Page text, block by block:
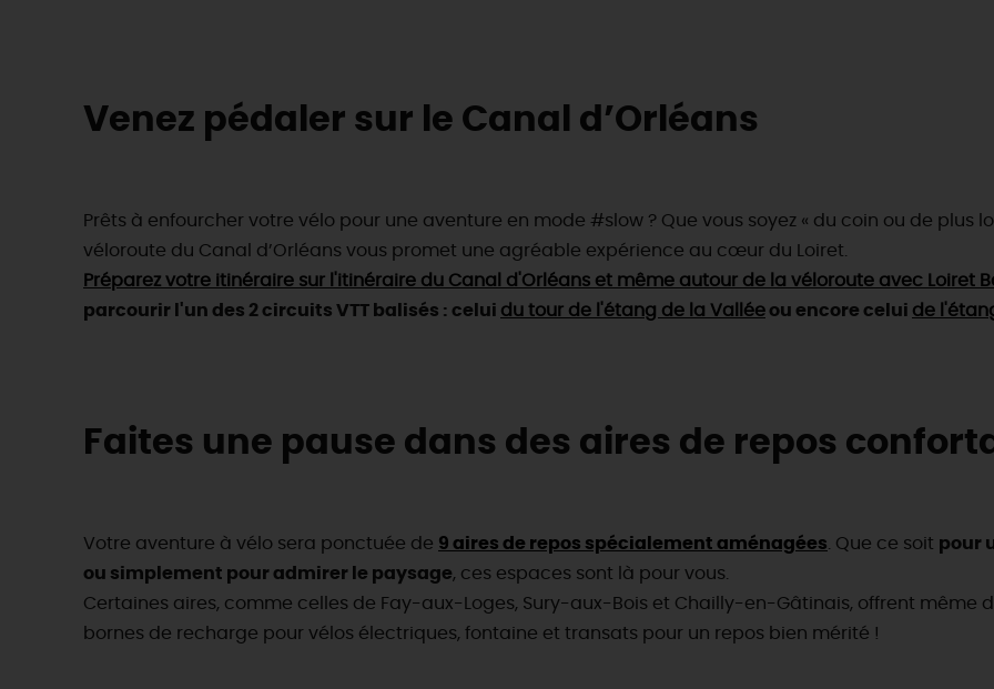
Venez pédaler sur le Canal d’Orléans
Prêts à enfourcher votre vélo pour une aventure en mode #slow ? Que vous soyez « du coin ou de plus
véloroute du Canal d’Orléans vous promet une agréable expérience au cœur du Loiret.
Préparez votre itinéraire sur l'itinéraire du Canal d'Orléans et même autour de la véloroute avec Loiret
parcourir l'un des 2 circuits VTT balisés : celui du tour de l'étang de la Valléeou encore celui de
Faites une pause dans des aires de repos
Votre aventure à vélo sera ponctuée de 9 aires de repos spécialement aménagées . Que ce soit pour
ou simplement pour admirer le paysage, ces espaces sont là pour vous.
Certaines aires, comme celles de Fay-aux-Loges, Sury-aux-Bois et Chailly-en-Gâtinais, offrent même
bornes de recharge pour vélos électriques, fontaine et transats pour un repos bien mérité !